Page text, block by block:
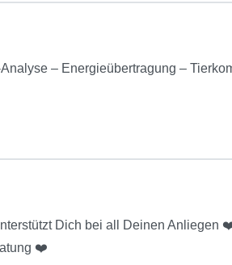
– Energieübertragung –
Dich bei all Deinen Anliegen
❤️